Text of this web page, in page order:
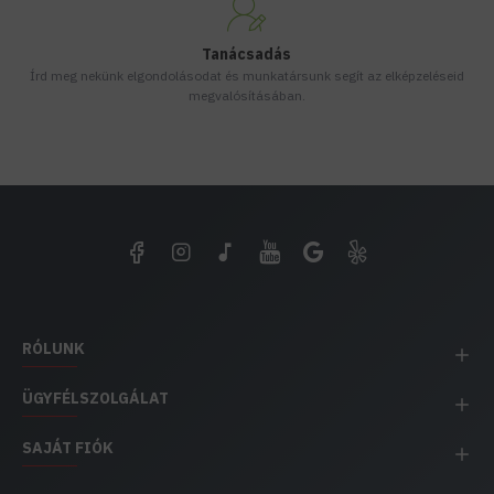
Tanácsadás
Írd meg nekünk elgondolásodat és munkatársunk segít az elképzeléseid
megvalósításában.
RÓLUNK
ÜGYFÉLSZOLGÁLAT
SAJÁT FIÓK